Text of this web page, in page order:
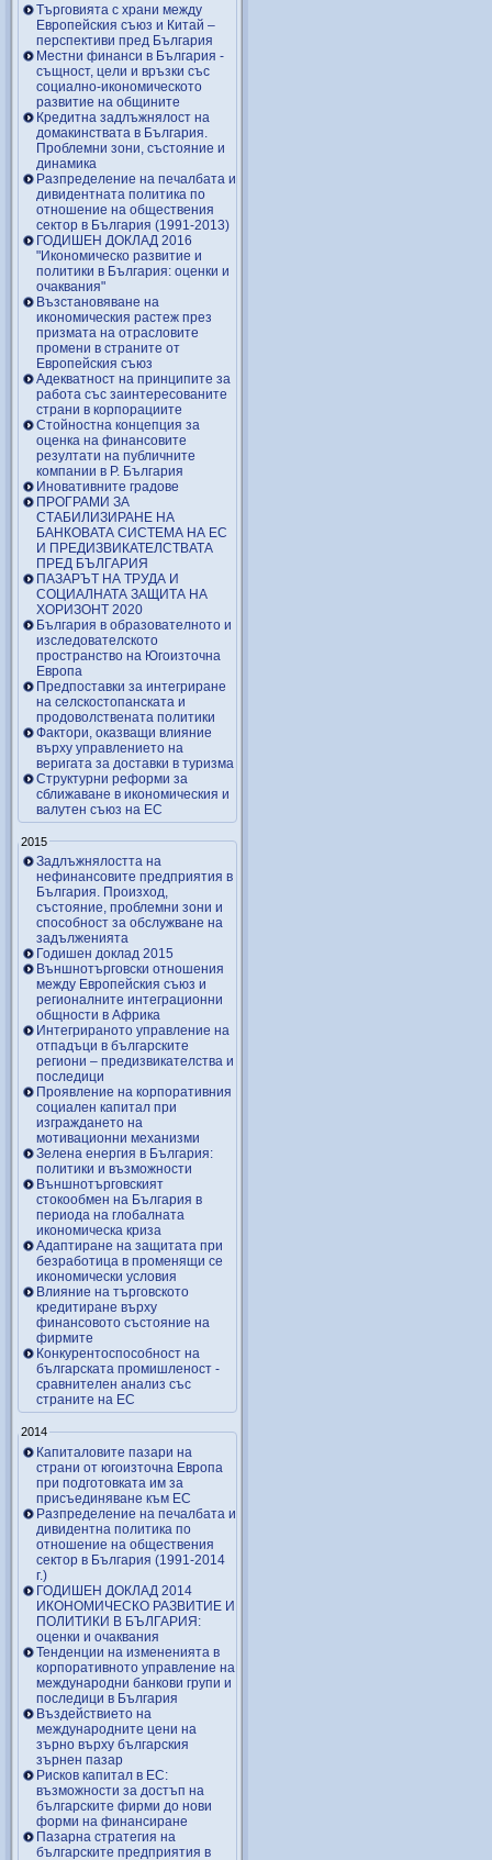
Търговията с храни между
Европейския съюз и Китай –
перспективи пред България
Местни финанси в България -
същност, цели и връзки със
социално-икономическото
развитие на общините
Кредитна задлъжнялост на
домакинствата в България.
Проблемни зони, състояние и
динамика
Разпределение на печалбата и
дивидентната политика по
отношение на обществения
сектор в България (1991-2013)
ГОДИШЕН ДОКЛАД 2016
"Икономическо развитие и
политики в България: оценки и
очаквания"
Възстановяване на
икономическия растеж през
призмата на отрасловите
промени в страните от
Европейския съюз
Адекватност на принципите за
работа със заинтересованите
страни в корпорациите
Стойностна концепция за
оценка на финансовите
резултати на публичните
компании в Р. България
Иновативните градове
ПРОГРАМИ ЗА
СТАБИЛИЗИРАНЕ НА
БАНКОВАТА СИСТЕМА НА ЕС
И ПРЕДИЗВИКАТЕЛСТВАТА
ПРЕД БЪЛГАРИЯ
ПАЗАРЪТ НА ТРУДА И
СОЦИАЛНАТА ЗАЩИТА НА
ХОРИЗОНТ 2020
България в образователното и
изследователското
пространство на Югоизточна
Европа
Предпоставки за интегриране
на селскостопанската и
продоволствената политики
Фактори, оказващи влияние
върху управлението на
веригата за доставки в туризма
Структурни реформи за
сближаване в икономическия и
валутен съюз на ЕС
2015
Задлъжнялостта на
нефинансовите предприятия в
България. Произход,
състояние, проблемни зони и
способност за обслужване на
задълженията
Годишен доклад 2015
Външнотърговски отношения
между Европейския съюз и
регионалните интеграционни
общности в Африка
Интегрираното управление на
отпадъци в българските
региони – предизвикателства и
последици
Проявление на корпоративния
социален капитал при
изграждането на
мотивационни механизми
Зелена енергия в България:
политики и възможности
Външнотърговският
стокообмен на България в
периода на глобалната
икономическа криза
Адаптиране на защитата при
безработица в променящи се
икономически условия
Влияние на търговското
кредитиране върху
финансовото състояние на
фирмите
Конкурентоспособност на
българската промишленост -
сравнителен анализ със
страните на ЕС
2014
Капиталовите пазари на
страни от югоизточна Европа
при подготовката им за
присъединяване към ЕС
Разпределение на печалбата и
дивидентна политика по
отношение на обществения
сектор в България (1991-2014
г.)
ГОДИШЕН ДОКЛАД 2014
ИКОНОМИЧЕСКО РАЗВИТИЕ И
ПОЛИТИКИ В БЪЛГАРИЯ:
оценки и очаквания
Тенденции на измененията в
корпоративното управление на
международни банкови групи и
последици в България
Въздействието на
международните цени на
зърно върху българския
зърнен пазар
Рисков капитал в ЕС:
възможности за достъп на
българските фирми до нови
форми на финансиране
Пазарна стратегия на
българските предприятия в